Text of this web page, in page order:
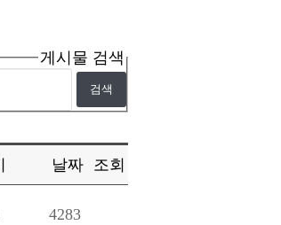
게시물 검색
날짜 조회
4283